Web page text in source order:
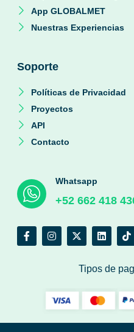
App GLOBALMET
Nuestras Experiencias
Soporte
Políticas de Privacidad
Proyectos
API
Contacto
Whatsapp
+52 662 418
Tipos de